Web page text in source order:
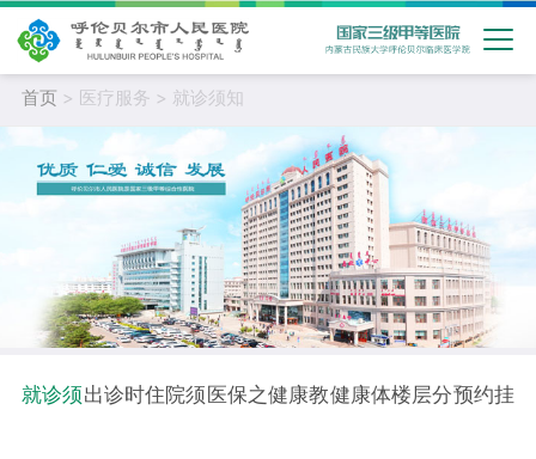
首页 > 医疗服务 > 就诊须知
就诊须出诊时住院须医保之健康教健康体楼层分预约挂